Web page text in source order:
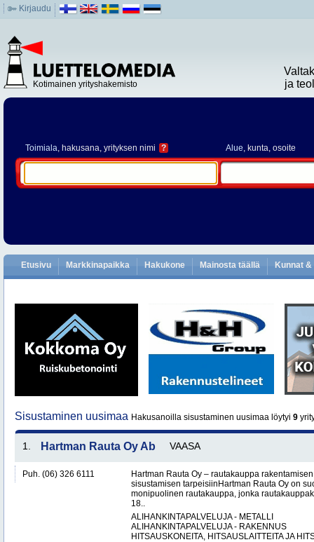
Kirjaudu
Kotimainen yrityshakemisto
ja
Toimiala, hakusana, yrityksen nimi ? Alue, kunta, osoite
Etusivu Markkinapaikka Hakukone Mainosta täällä Kunnat
Sisustaminen uusimaa Hakusanoilla sisustaminen uusimaa löytyi 9
1. Hartman Rauta Oy Ab VAASA
Puh. (06) 326 6111
Hartman Rauta Oy – rautakauppa
sisustamisen tarpeisiinHartman Rauta Oy on
monipuolinen rautakauppa, jonka
18..
ALIHANKINTAPALVELUJA - METALLI
ALIHANKINTAPALVELUJA - RAKENNUS
HITSAUSKONEITA, HITSAUSLAITTEITA JA